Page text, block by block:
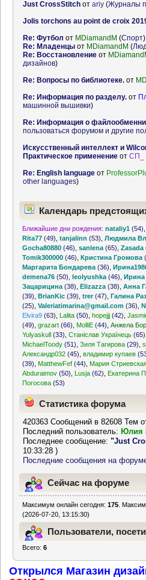
Just CrossStitchот ariy(Журналы
Jolis torchons au point de croix
Re: Футбол от MDiamandM (Спорт)
Re: Младенцыот MDiamandM (
Re: Восстановлениеот
дизайнов)
Re: Вопросы по библиотеке.от
Re: Информация по разделу.от
машинной вышивки)
Re: Информация о
пользоваться форумом и другие
Искусственный интеллект и
Практическое применениеот СП_
Re: English languageот
other languages)
Календарь
Ближайшие дни рождения: nataliy1 (54)
Rita77 (49) ,tanjalinn (53) ,Людмила
Gocha80880 (46) ,sanlena (65) ,Zasada
Tomik300000 (46) ,Кристина Громова
Маргарита Бондарева (36) ,
demena76 (50) ,leolyushka (46) ,Ирина
Зацарицина (38) ,Elizazza (38) ,Анна
(39) ,BrianKic (39) ,trer(47) ,Галина
(25) ,Valeriatimarina@gmail.com (36) ,
Elvira9 (63) Lalita (50) ,hopejjj (42) ,
(49) ,grazart (66) MolliE (44) ,Анжела
Yulyaskull (33) ,Станіслав Українець (65)
MichaelToody (51) ,Зиля Тагирова (29) ,
Александр032 (45) ,владимир купаев
(39)
MatthewFef (44) Мария
Abduraimov (50) Lusja (62) Екатерина
Погосова (53)
Статистика форума
420363 Сообщений в 82608 Тем
Последний пользователь: Юлия
Последнее сообщение:"Just
10:33:28 )
Последние сообщения на
Сейчас на форуме
Максимум онлайн сегодня:175 .
(2026-07-20, 13:15:30)
Пользователи,
Всего:6
Открылся Магазин